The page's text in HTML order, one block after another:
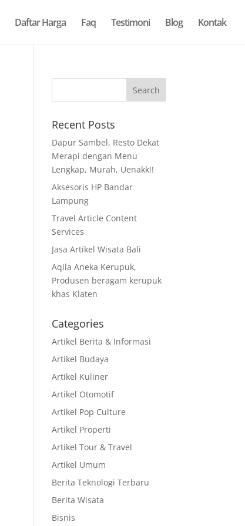
Daftar Harga Faq Testimoni Blog Kontak
Recent Posts
Dapur Sambel, Resto Dekat
Merapi dengan Menu
Lengkap, Murah, Uenakk!!
Aksesoris HP Bandar
Lampung
Travel Article Content
Services
Jasa Artikel Wisata Bali
Aqila Aneka Kerupuk,
Produsen beragam kerupuk
khas Klaten
Categories
Artikel Berita & Informasi
Artikel Budaya
Artikel Kuliner
Artikel Otomotif
Artikel Pop Culture
Artikel Properti
Artikel Tour & Travel
Artikel Umum
Berita Teknologi Terbaru
Berita Wisata
Bisnis